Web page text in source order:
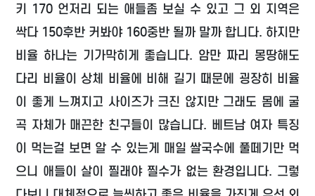
키 170 언저리 되는 애들좀 보실 수 있고 그 외 지역은
싹다 150후반 커봐야 160중반 될까 말까 합니다. 하지만
비율 하나는 기가막히게 좋습니다. 암만 짜리 몽땅해도
다리 비율이 상체 비율에 비해 길기 때문에 굉장히 비율
이 좋게 느껴지고 사이즈가 크진 않지만 그래도 몸에 굴
곡 자체가 매끈한 친구들이 많습니다. 베트남 여자 특징
이 먹는걸 보면 알 수 있는게 매일 쌀국수에 풀떼기만 먹
으니 애들이 살이 찔래야 찔수가 없는 환경입니다. 그렇